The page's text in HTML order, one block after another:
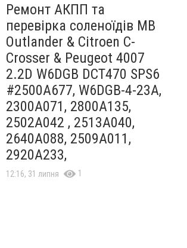
Ремонт АКПП та
перевірка соленоїдів MB
Outlander & Citroen C-
Crosser & Peugeot 4007
2.2D W6DGB DCT470 SPS6
#2500A677, W6DGB-4-23A,
2300A071, 2800A135,
2502A042 , 2513A040,
2640A088, 2509A011,
2920A233,
12:16, 31 липня 1